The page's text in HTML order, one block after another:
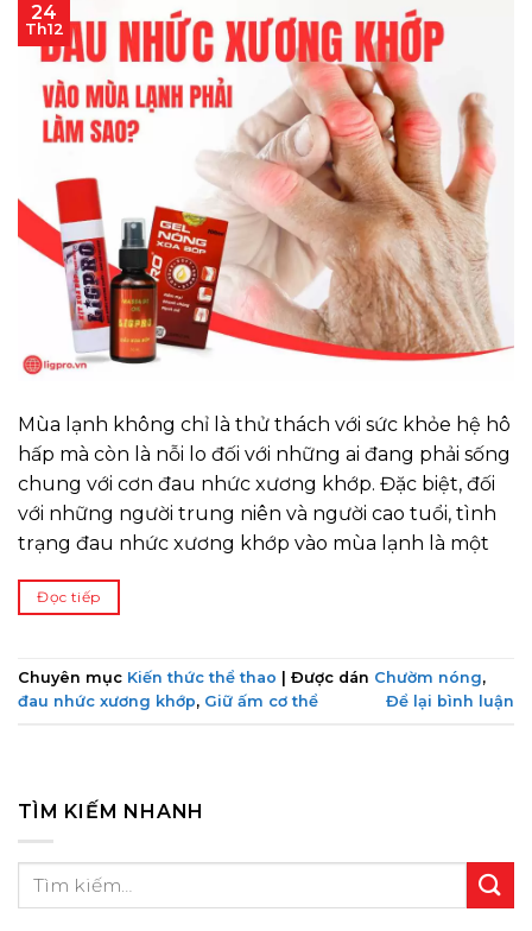
24
Th12
Mùa lạnh không chỉ là thử thách với sức khỏe hệ hô
hấp mà còn là nỗi lo đối với những ai đang phải sống
chung với cơn đau nhức xương khớp. Đặc biệt, đối
với những người trung niên và người cao tuổi, tình
trạng đau nhức xương khớp vào mùa lạnh là một
Đọc tiếp
Chuyên mục Kiến thức thể thao Được dán Chườm nóng,
đau nhức xương khớp, Giữ ấm cơ thể Để lại bình luận
TÌM KIẾM NHANH